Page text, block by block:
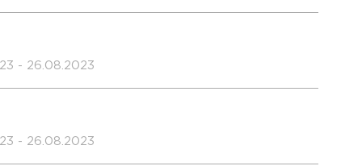
- 26.08.2023
- 26.08.2023